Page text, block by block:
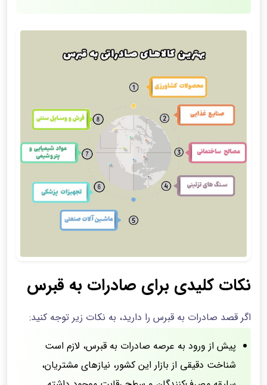
نکات کلیدی برای صادرات به قبرس
اگر قصد صادرات به قبرس را دارید، به نکات زیر توجه کنید:
پیش از ورود به عرصه صادرات به قبرس، لازم است
شناخت دقیقی از بازار این کشور، نیازهای مشتریان،